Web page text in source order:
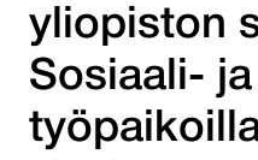
yliopiston
Sosiaali-